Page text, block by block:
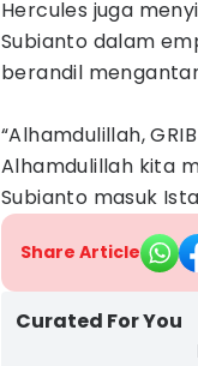
Hercules juga
Subianto dalam
berandil
“Alhamdulillah,
Alhamdulillah kita
Subianto masuk
Share Article
Curated For You